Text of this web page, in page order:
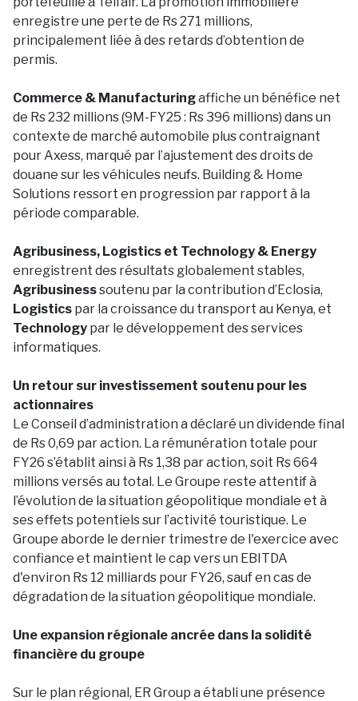
enregistre une perte de Rs 271 millions,
principalement liée à des retards d’obtention de
permis.
Commerce & Manufacturingaffiche un bénéfice net
de Rs 232 millions (9M-FY25 : Rs 396 millions) dans un
contexte de marché automobile plus contraignant
pour Axess, marqué par l’ajustement des droits de
douane sur les véhicules neufs. Building & Home
Solutions ressort en progression par rapport à la
période comparable.
Agribusiness, Logistics et Technology & Energy
enregistrent des résultats globalement stables,
Agribusinesssoutenu par la contribution d’Eclosia,
Logistics par la croissance du transport au Kenya, et
Technology par le développement des services
informatiques.
Un retour sur investissement soutenu pour les
actionnaires
Le Conseil d’administration a déclaré un dividende final
de Rs 0,69 par action. La rémunération totale pour
FY26 s’établit ainsi à Rs 1,38 par action, soit Rs 664
millions versés au total. Le Groupe reste attentif à
l’évolution de la situation géopolitique mondiale et à
ses effets potentiels sur l’activité touristique. Le
Groupe aborde le dernier trimestre de l'exercice avec
confiance et maintient le cap vers un EBITDA
d'environ Rs 12 milliards pour FY26, sauf en cas de
dégradation de la situation géopolitique mondiale.
Une expansion régionale ancrée dans la solidité
financière du groupe
Sur le plan régional, ER Group a établi une présence